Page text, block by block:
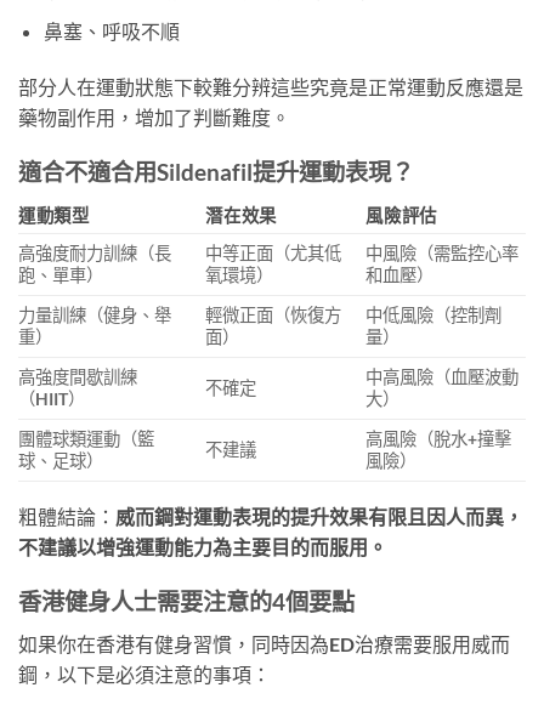
鼻塞、呼吸不順
部分人在運動狀態下較難分辨這些究竟是正常運動反應還是
藥物副作用，增加了判斷難度。
適合不適合用Sildenafil提升運動表現？
運動類型 潛在效果
風險評估
高強度耐力訓練（長
跑、單車）
中等正面（尤其低
氧環境）
中風險（需監控心率
和血壓）
力量訓練（健身、舉
重）
輕微正面（恢復方
面）
中低風險（控制劑
量）
高強度間歇訓練
（HIIT）
不確定
中高風險（血壓波動
大）
團體球類運動（籃
球、足球）
不建議
高風險（脫水+撞擊
風險）
粗體結論： 威而鋼對運動表現的提升效果有限且因人而異，
不建議以增強運動能力為主要目的而服用。
香港健身人士需要注意的4個要點
如果你在香港有健身習慣，同時因為ED治療需要服用威而
鋼，以下是必須注意的事項：